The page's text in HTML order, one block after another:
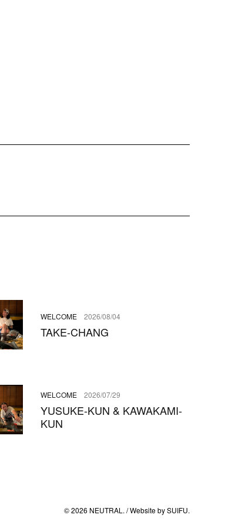
WELCOME 2026/08/04
TAKE-CHANG
WELCOME 2026/07/29
YUSUKE-KUN & KAWAKAMI-
KUN
© 2026 NEUTRAL. / Website bySUIFU.